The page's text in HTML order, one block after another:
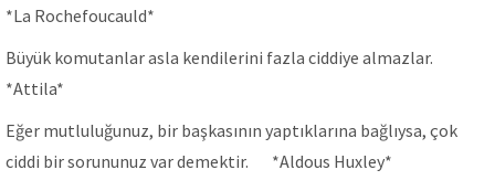
*La Rochefoucauld*
Büyük komutanlar asla kendilerini fazla ciddiye almazlar.
*Attila*
Eğer mutluluğunuz, bir başkasının yaptıklarına bağlıysa, çok
ciddi bir sorununuz var demektir. *Aldous Huxley*